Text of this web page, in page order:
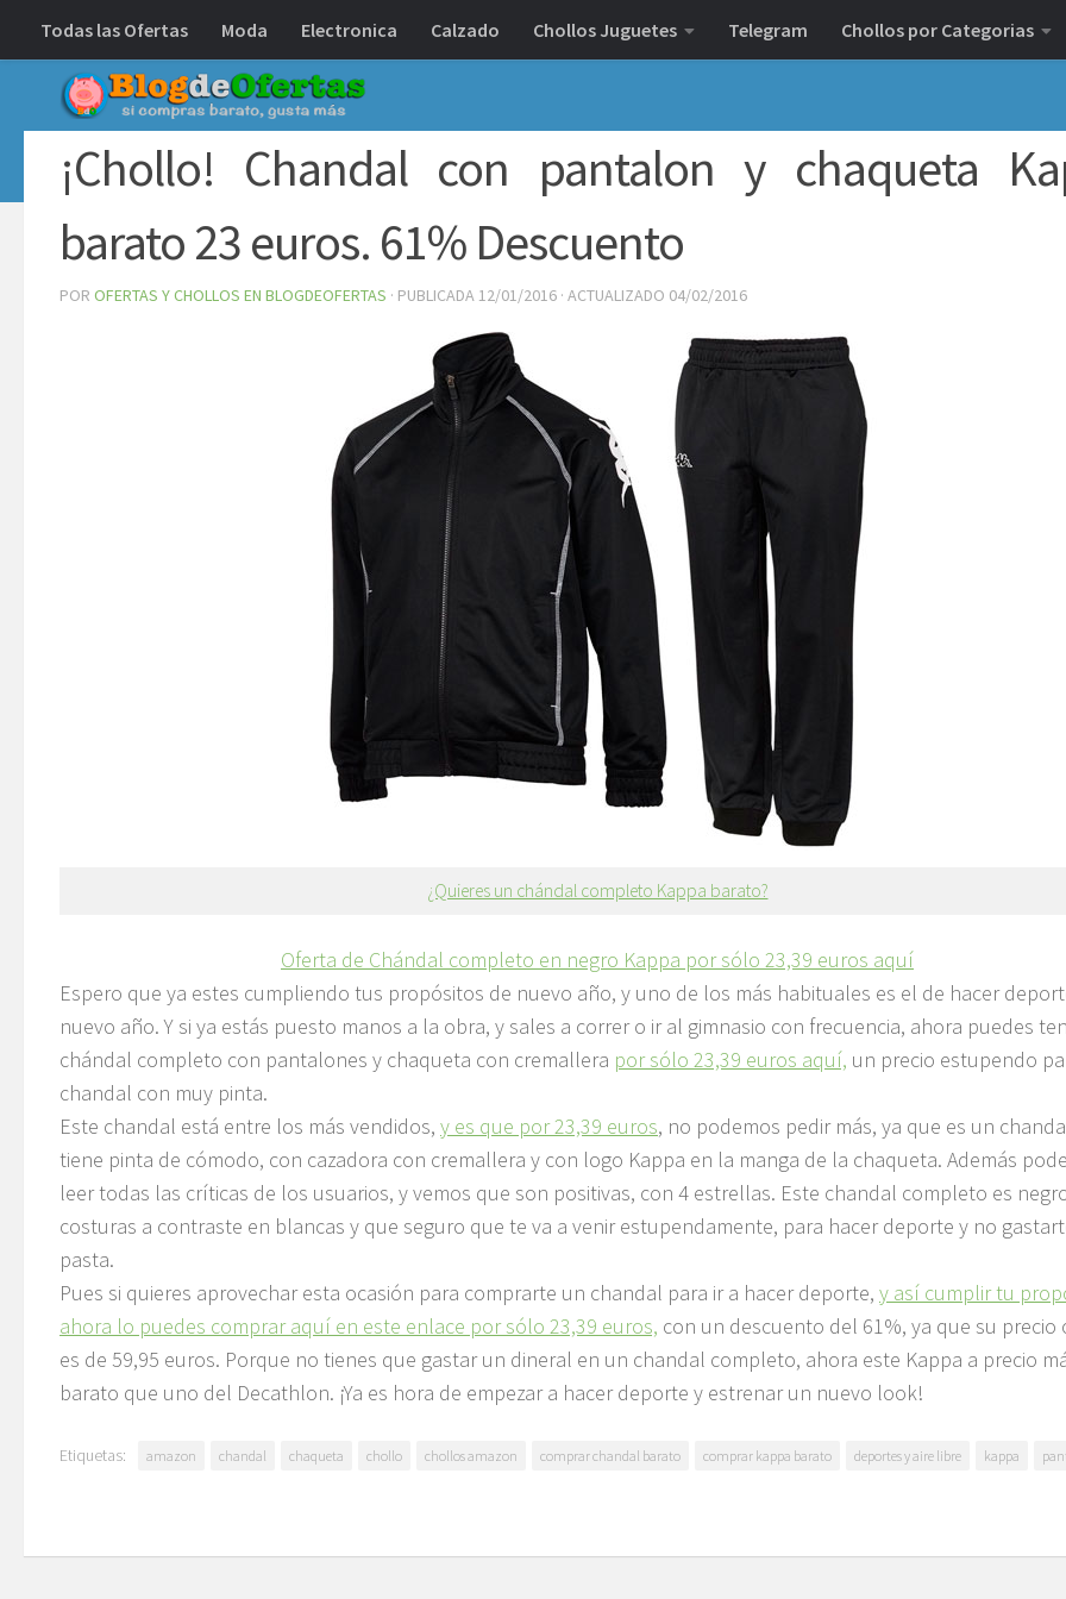
Debajo del contenido
Todas las Ofertas Moda Electronica Calzado Chollos Juguetes Telegram Chollos por Categorias
¡Chollo! Chandal con pantalon y chaqueta
barato 23 euros. 61% Descuento
POR OFERTAS Y CHOLLOS EN BLOGDEOFERTAS · PUBLICADA 12/01/2016 · ACTUALIZADO 04/02/2016
¿Quieres un chándal completo Kappa barato?
Oferta de Chándal completo en negro Kappa por sólo 23,39 euros aquí
Espero que ya estes cumpliendo tus propósitos de nuevo año, y uno de los más habituales es el de hacer
nuevo año. Y si ya estás puesto manos a la obra, y sales a correr o ir al gimnasio con frecuencia, ahora puedes
chándal completo con pantalones y chaqueta con cremallera por sólo 23,39 euros aquí, un precio estupendo
chandal con muy pinta.
Este chandal está entre los más vendidos, y es que por 23,39 euros, no podemos pedir más, ya que es un
tiene pinta de cómodo, con cazadora con cremallera y con logo Kappa en la manga de la chaqueta. Además
leer todas las críticas de los usuarios, y vemos que son positivas, con 4 estrellas. Este chandal completo es
costuras a contraste en blancas y que seguro que te va a venir estupendamente, para hacer deporte y no
pasta.
Pues si quieres aprovechar esta ocasión para comprarte un chandal para ir a hacer deporte, y así cumplir tu
ahora lo puedes comprar aquí en este enlace por sólo 23,39 euros, con un descuento del 61%, ya que su precio
es de 59,95 euros. Porque no tienes que gastar un dineral en un chandal completo, ahora este Kappa a precio
barato que uno del Decathlon. ¡Ya es hora de empezar a hacer deporte y estrenar un nuevo look!
Etiquetas: amazon chandal chaqueta chollo chollos amazon comprar chandal barato comprar kappa barato deportes y aire libre kappa